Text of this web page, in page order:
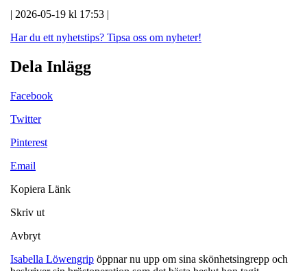
| 2026-05-19 kl 17:53 |
Har du ett nyhetstips? Tipsa oss om nyheter!
Dela Inlägg
Facebook
Twitter
Pinterest
Email
Kopiera Länk
Skriv ut
Avbryt
Isabella Löwengrip öppnar nu upp om sina skönhetsingrepp och